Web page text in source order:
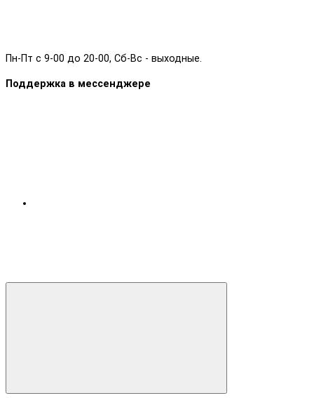
Пн-Пт с 9-00 до 20-00, Сб-Вс - выходные.
Поддержка в мессенджере